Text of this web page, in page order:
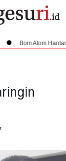
Hantam Nagasaki